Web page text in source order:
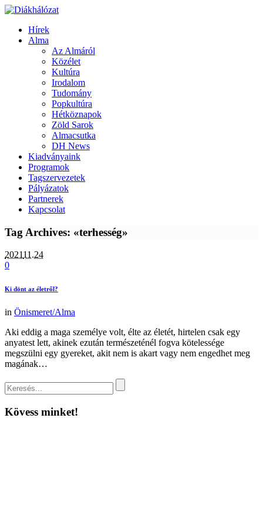
Hírek
Alma
Az Almáról
Közélet
Kultúra
Irodalom
Tudomány
Popkultúra
Hétköznapok
Zöld Sarok
Almacsutka
DH News
Kiadványaink
Programok
Tagszervezetek
Pályázatok
Partnerek
Kapcsolat
Tag Archives: «terhesség»
202111.24
0
Ki dönt az életről?
in Önismeret/Alma
Aki eddig a maga személye volt, élte az életét, hirtelen csak egy
anyatest lett, akinek ezután természeténél fogva kötelessége
megszülni egy gyereket, akit nem is akart vagy nem engedhet meg
magának…
Kövess minket!